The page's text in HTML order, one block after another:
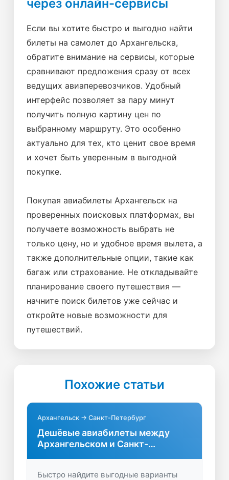
через онлайн-сервисы
Если вы хотите быстро и выгодно найти
билеты на самолет до Архангельска,
обратите внимание на сервисы, которые
сравнивают предложения сразу от всех
ведущих авиаперевозчиков. Удобный
интерфейс позволяет за пару минут
получить полную картину цен по
выбранному маршруту. Это особенно
актуально для тех, кто ценит свое время
и хочет быть уверенным в выгодной
покупке.
Покупая авиабилеты Архангельск на
проверенных поисковых платформах, вы
получаете возможность выбрать не
только цену, но и удобное время вылета, а
также дополнительные опции, такие как
багаж или страхование. Не откладывайте
планирование своего путешествия —
начните поиск билетов уже сейчас и
откройте новые возможности для
путешествий.
Похожие статьи
Архангельск → Санкт-Петербург
Дешёвые авиабилеты между
Архангельском и Санкт-
Быстро найдите выгодные варианты